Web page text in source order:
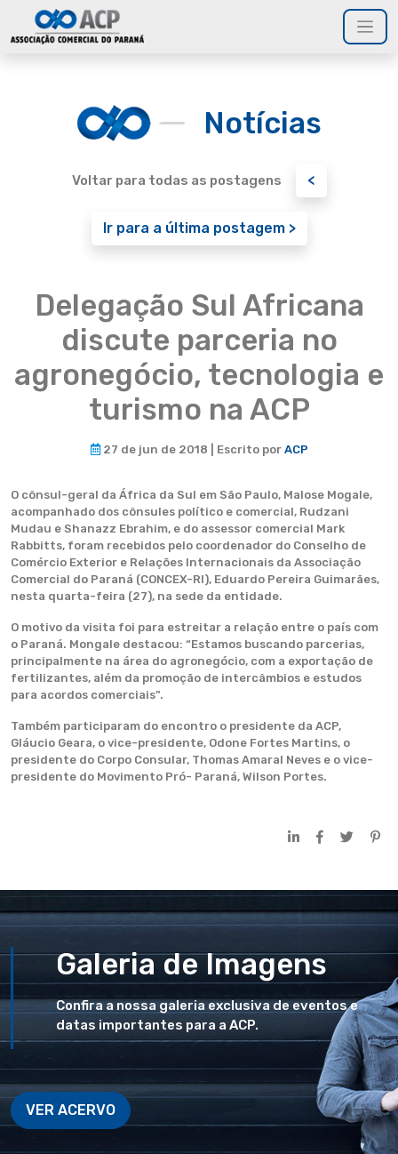
Notícias
Voltar para todas as postagens <
Ir para a última postagem >
Delegação Sul Africana
discute parceria no
agronegócio, tecnologia e
turismo na ACP
27 de jun de 2018 | Escrito por ACP
O cônsul-geral da África da Sul em São Paulo, Malose Mogale,
acompanhado dos cônsules político e comercial, Rudzani
Mudau e Shanazz Ebrahim, e do assessor comercial Mark
Rabbitts, foram recebidos pelo coordenador do Conselho de
Comércio Exterior e Relações Internacionais da Associação
Comercial do Paraná (CONCEX-RI), Eduardo Pereira Guimarães,
nesta quarta-feira (27), na sede da entidade.
O motivo da visita foi para estreitar a relação entre o país com
o Paraná. Mongale destacou: “Estamos buscando parcerias,
principalmente na área do agronegócio, com a exportação de
fertilizantes, além da promoção de intercâmbios e estudos
para acordos comerciais”.
Também participaram do encontro o presidente da ACP,
Gláucio Geara, o vice-presidente, Odone Fortes Martins, o
presidente do Corpo Consular, Thomas Amaral Neves e o vice-
presidente do Movimento Pró- Paraná, Wilson Portes.
Galeria de Imagens
Confira a nossa galeria exclusiva de eventos e
datas importantes para a ACP.
VER ACERVO